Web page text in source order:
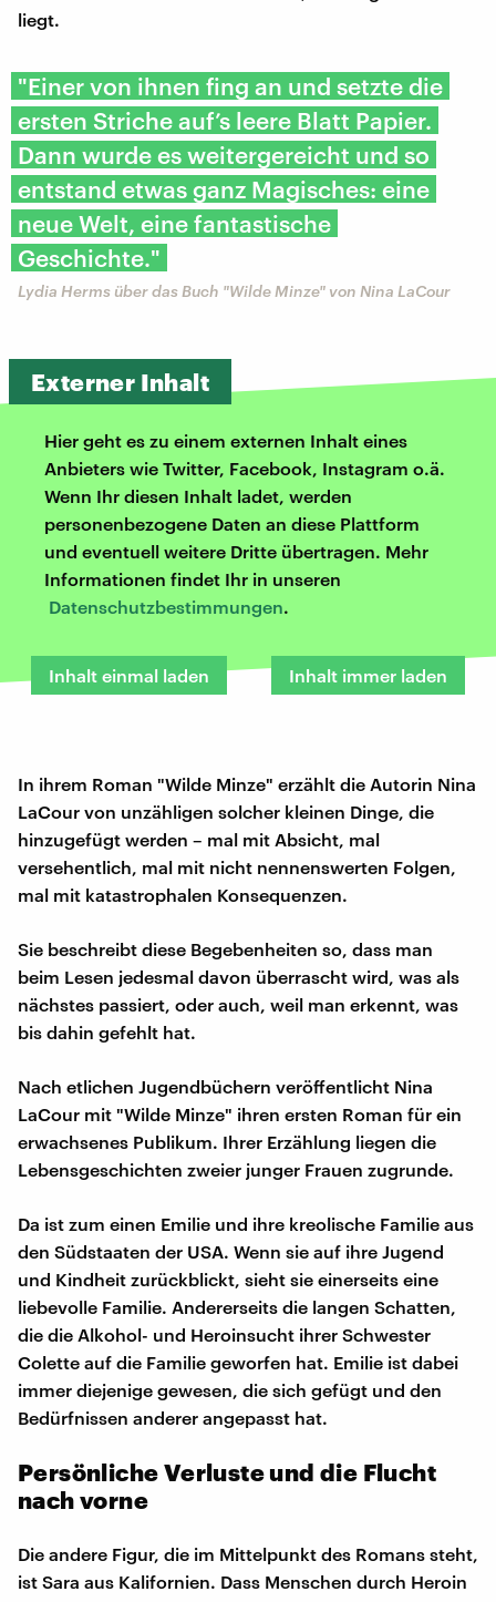
liegt.
"Einer von ihnen fing an und setzte die
ersten Striche auf’s leere Blatt Papier.
Dann wurde es weitergereicht und so
entstand etwas ganz Magisches: eine
neue Welt, eine fantastische
Geschichte."
Lydia Herms über das Buch "Wilde Minze" von Nina LaCour
Externer Inhalt
Hier geht es zu einem externen Inhalt eines
Anbieters wie Twitter, Facebook, Instagram o.ä.
Wenn Ihr diesen Inhalt ladet, werden
personenbezogene Daten an diese Plattform
und eventuell weitere Dritte übertragen. Mehr
Informationen findet Ihr in unseren
Datenschutzbestimmungen.
Inhalt einmal laden Inhalt immer laden
In ihrem Roman "Wilde Minze" erzählt die Autorin Nina
LaCour von unzähligen solcher kleinen Dinge, die
hinzugefügt werden – mal mit Absicht, mal
versehentlich, mal mit nicht nennenswerten Folgen,
mal mit katastrophalen Konsequenzen.
Sie beschreibt diese Begebenheiten so, dass man
beim Lesen jedesmal davon überrascht wird, was als
nächstes passiert, oder auch, weil man erkennt, was
bis dahin gefehlt hat.
Nach etlichen Jugendbüchern veröffentlicht Nina
LaCour mit "Wilde Minze" ihren ersten Roman für ein
erwachsenes Publikum. Ihrer Erzählung liegen die
Lebensgeschichten zweier junger Frauen zugrunde.
Da ist zum einen Emilie und ihre kreolische Familie aus
den Südstaaten der USA. Wenn sie auf ihre Jugend
und Kindheit zurückblickt, sieht sie einerseits eine
liebevolle Familie. Andererseits die langen Schatten,
die die Alkohol- und Heroinsucht ihrer Schwester
Colette auf die Familie geworfen hat. Emilie ist dabei
immer diejenige gewesen, die sich gefügt und den
Bedürfnissen anderer angepasst hat.
Persönliche Verluste und die Flucht
nach vorne
Die andere Figur, die im Mittelpunkt des Romans steht,
ist Sara aus Kalifornien. Dass Menschen durch Heroin